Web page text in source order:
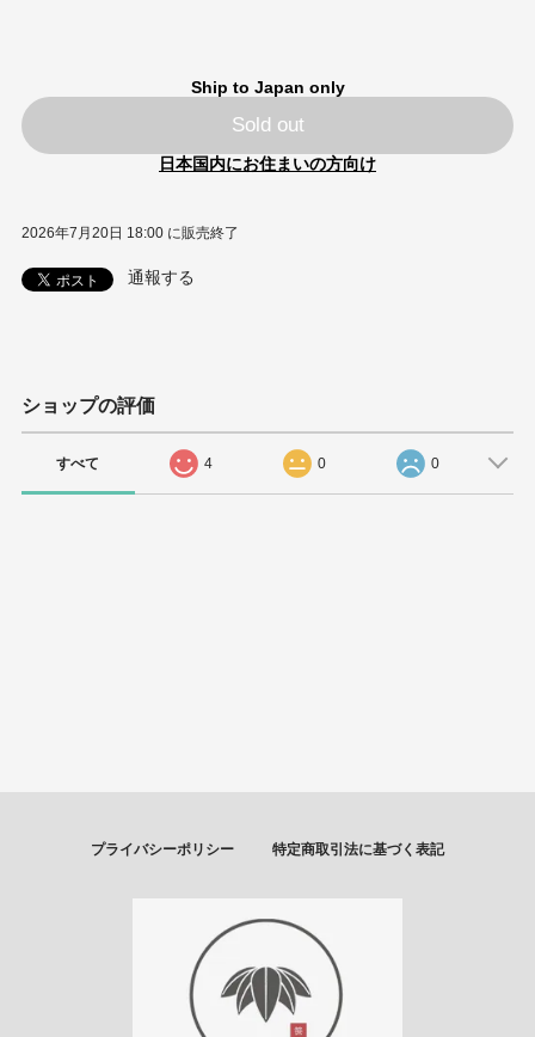
Ship to Japan only
Sold out
日本国内にお住まいの方向け
2026年7月20日 18:00 に販売終了
通報する
ショップの評価
すべて 4 0 0
プライバシーポリシー 特定商取引法に基づく表記